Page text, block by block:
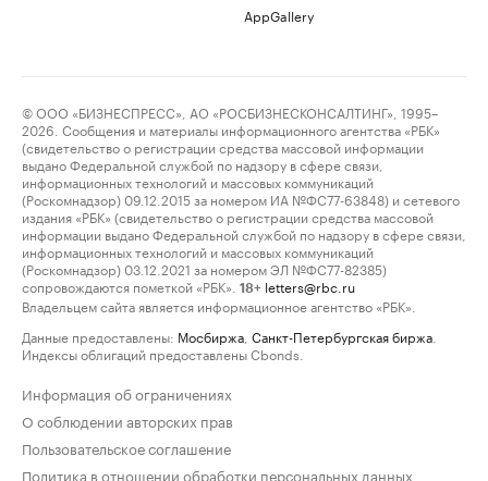
AppGallery
© ООО «БИЗНЕСПРЕСС», АО «РОСБИЗНЕСКОНСАЛТИНГ», 1995–
2026. Сообщения и материалы информационного агентства «РБК»
(свидетельство о регистрации средства массовой информации
выдано Федеральной службой по надзору в сфере связи,
информационных технологий и массовых коммуникаций
(Роскомнадзор) 09.12.2015 за номером ИА №ФС77-63848) и сетевого
издания «РБК» (свидетельство о регистрации средства массовой
информации выдано Федеральной службой по надзору в сфере связи,
информационных технологий и массовых коммуникаций
(Роскомнадзор) 03.12.2021 за номером ЭЛ №ФС77-82385)
сопровождаются пометкой «РБК».
18+ letters@rbc.ru
Владельцем сайта является информационное агентство «РБК».
Данные предоставлены: Мосбиржа Санкт-Петербургская биржа
Индексы облигаций предоставлены Cbonds.
Информация об ограничениях
О соблюдении авторских прав
Пользовательское соглашение
Политика в отношении обработки персональных данных